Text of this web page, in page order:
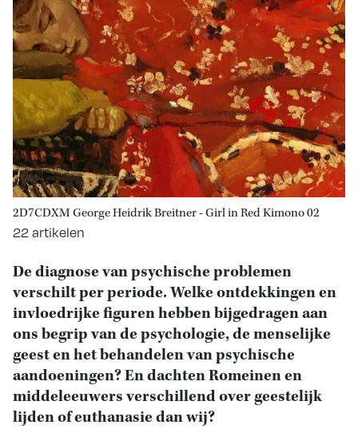
Zoek
2D7CDXM George Heidrik Breitner - Girl in Red Kimono 02
22 artikelen
De diagnose van psychische problemen
verschilt per periode. Welke ontdekkingen en
invloedrijke figuren hebben bijgedragen aan
ons begrip van de psychologie, de menselijke
geest en het behandelen van psychische
aandoeningen? En dachten Romeinen en
middeleeuwers verschillend over geestelijk
lijden of euthanasie dan wij?